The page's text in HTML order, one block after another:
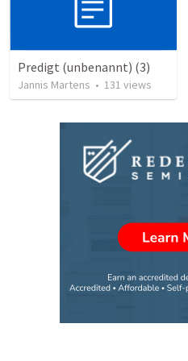
Predigt (unbenannt) (3)
Jannis Martens • 131 views